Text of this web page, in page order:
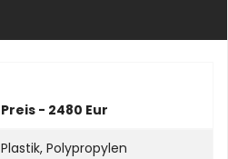
Preis - 2480 Eur
Plastik, Polypropylen